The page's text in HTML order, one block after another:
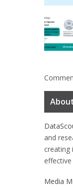
and
creating
Media